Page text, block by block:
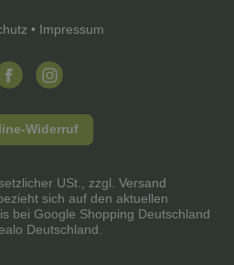
• Impressum
Widerruf
USt., zzgl. Versand
sich auf den aktuellen
bei Google Shopping Deutschland
Deutschland.